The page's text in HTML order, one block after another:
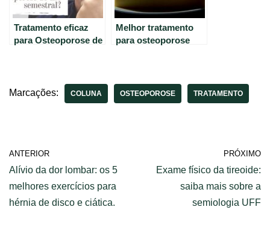
Tratamento eficaz
para Osteoporose de
Melhor tratamento
para osteoporose
pesquisa.
Marcações: COLUNA OSTEOPOROSE TRATAMENTO
ANTERIOR
Alívio da dor lombar: os 5
melhores exercícios para
hérnia de disco e ciática.
PRÓXIMO
Exame físico da tireoide:
saiba mais sobre a
semiologia UFF